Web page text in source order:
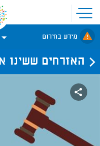
פתיחת
תפריט
אתר
מידע בחירום
האזרחים ששינו